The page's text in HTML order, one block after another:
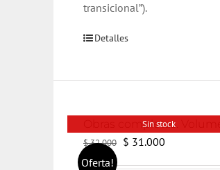
transicional”).
Detalles
Sin stock
Oferta!
Obras completas.
$32.000 El
$ 31.000